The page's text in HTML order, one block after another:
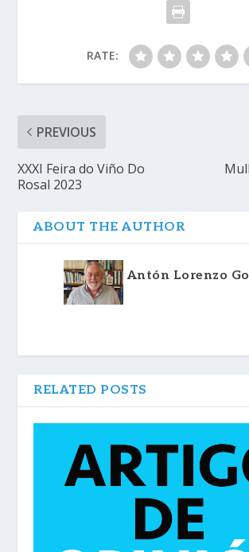
RATE:
PREVIOUS
XXXI Feira do Viño Do
Rosal 2023
ABOUT THE AUTHOR
Antón Lorenzo
RELATED POSTS